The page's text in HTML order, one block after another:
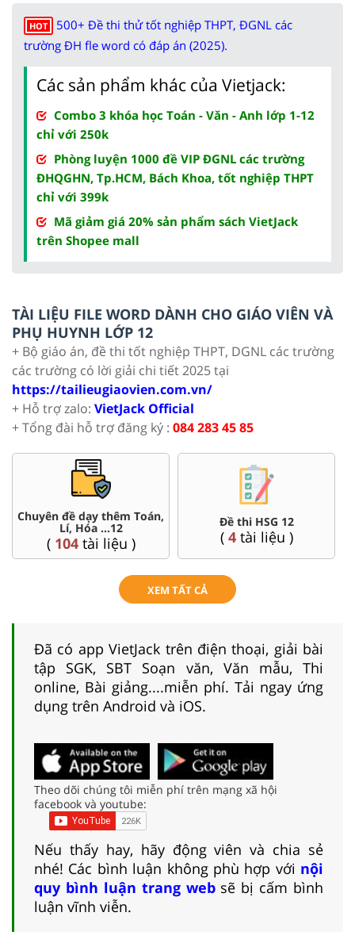
HOT
500+ Đề thi thử tốt nghiệp THPT, ĐGNL các
trường ĐH fle word có đáp án (2025).
Các sản phẩm khác của Vietjack:
Combo 3 khóa học Toán - Văn - Anh lớp 1-12
chỉ với 250k
Phòng luyện 1000 đề VIP ĐGNL các trường
ĐHQGHN, Tp.HCM, Bách Khoa, tốt nghiệp THPT
chỉ với 399k
Mã giảm giá 20% sản phẩm sách VietJack
trên Shopee mall
TÀI LIỆU FILE WORD DÀNH CHO GIÁO VIÊN VÀ
PHỤ HUYNH LỚP 12
+ Bộ giáo án, đề thi tốt nghiệp THPT, DGNL các trường
các trường có lời giải chi tiết 2025 tại
https://tailieugiaovien.com.vn/
+ Hỗ trợ zalo: VietJack Official
+ Tổng đài hỗ trợ đăng ký : 084 283 45 85
Chuyên đề dạy thêm Toán,
Lí, Hóa ...12
( 104tài liệu )
Đề thi HSG 12
( 4tài liệu )
XEM TẤT CẢ
Đã có app VietJack trên điện thoại, giải bài
tập SGK, SBT Soạn văn, Văn mẫu, Thi
online, Bài giảng....miễn phí. Tải ngay ứng
dụng trên Android và iOS.
Theo dõi chúng tôi miễn phí trên mạng xã hội
facebook và youtube:
Nếu thấy hay, hãy động viên và chia sẻ
nhé! Các bình luận không phù hợp với nội
quy bình luận trang websẽ bị cấm bình
luận vĩnh viễn.